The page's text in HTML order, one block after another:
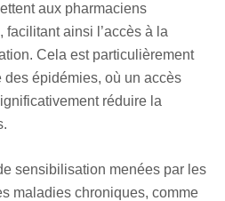
aux pharmaciens
facilitant ainsi l’accès à la
Cela est particulièrement
des épidémies, où un accès
réduire la
sensibilisation menées par les
maladies chroniques, comme